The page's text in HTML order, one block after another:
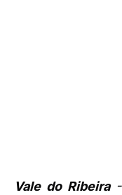
Vale do Ribeira